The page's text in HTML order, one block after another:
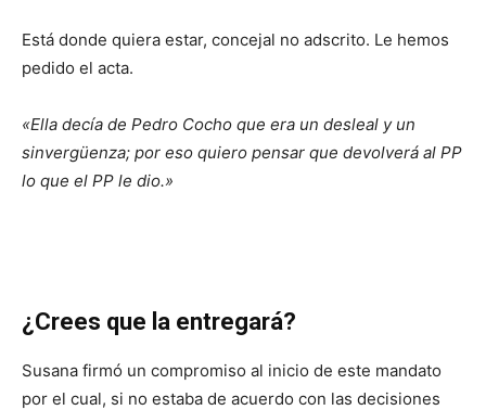
Está donde quiera estar, concejal no adscrito. Le hemos
pedido el acta.
«Ella decía de Pedro Cocho que era un desleal y un
sinvergüenza; por eso quiero pensar que devolverá al PP
lo que el PP le dio.»
¿Crees que la entregará?
Susana firmó un compromiso al inicio de este mandato
por el cual, si no estaba de acuerdo con las decisiones